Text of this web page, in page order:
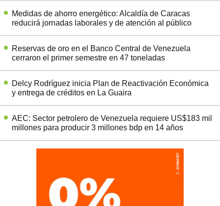
Medidas de ahorro energético: Alcaldía de Caracas
reducirá jornadas laborales y de atención al público
Reservas de oro en el Banco Central de Venezuela
cerraron el primer semestre en 47 toneladas
Delcy Rodríguez inicia Plan de Reactivación Económica
y entrega de créditos en La Guaira
AEC: Sector petrolero de Venezuela requiere US$183 mil
millones para producir 3 millones bdp en 14 años